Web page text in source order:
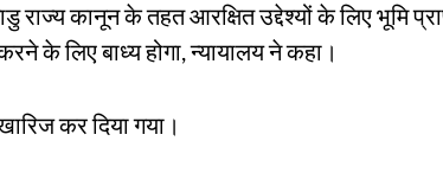
राज्य कानून के तहत आरक्षित उद्देश्यों के लिए भूमि
के लिए बाध्य होगा, न्यायालय ने कहा।
कर दिया गया।